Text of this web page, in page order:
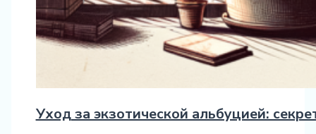
Уход за экзотической альбуцией: